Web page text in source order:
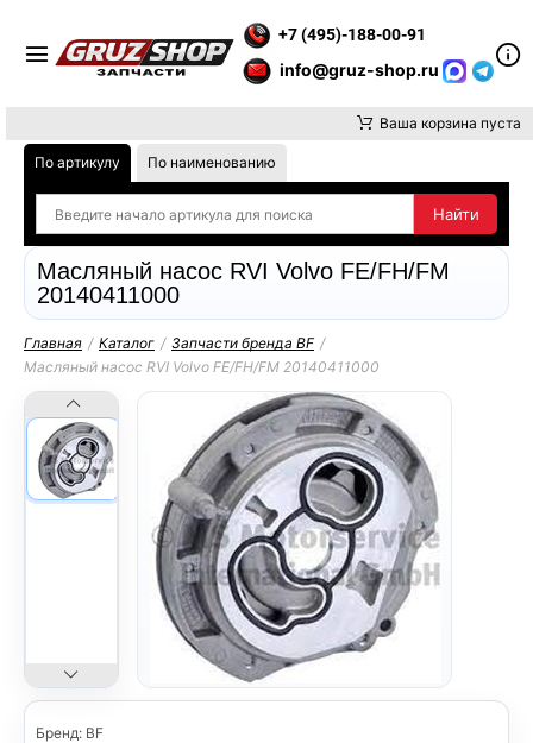
+7 (495)-188-00-91
info@gruz-shop.ru
Ваша корзина пуста
По артикулу По наименованию
Масляный насос RVI Volvo FE/FH/FM
20140411000
Главная / Каталог / Запчасти бренда BF /
Масляный насос RVI Volvo FE/FH/FM 20140411000
Бренд: BF